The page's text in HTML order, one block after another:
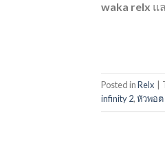
waka relx แ
Posted inRelx
infinity 2,หัวพอต